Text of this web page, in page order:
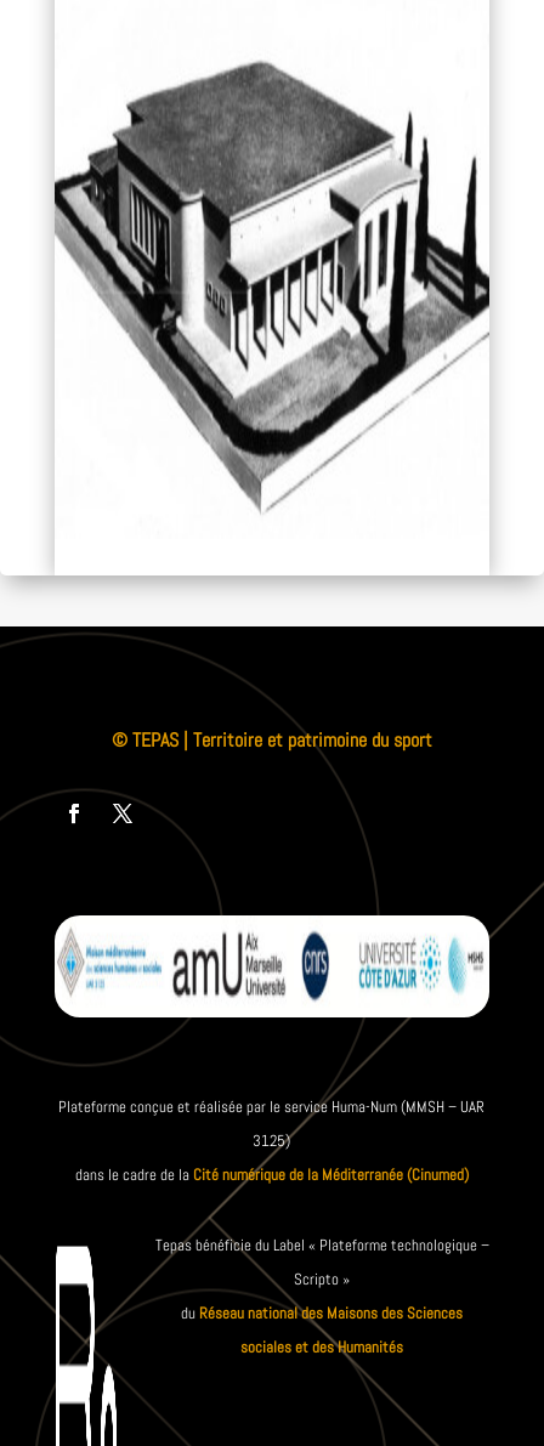
© TEPAS | Territoire et patrimoine du sport
Plateforme conçue et réalisée par le service Huma-Num (MMSH – UAR
3125)
dans le cadre de la Cité numérique de la Méditerranée (Cinumed)
Tepas bénéficie du Label « Plateforme technologique –
Scripto »
du Réseau national des Maisons des Sciences
sociales et des Humanités